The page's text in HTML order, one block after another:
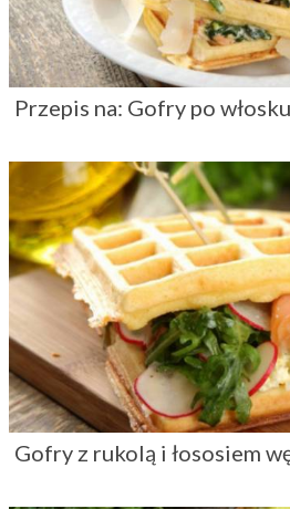
Przepis na: Gofry po
Gofry z rukolą i łososiem